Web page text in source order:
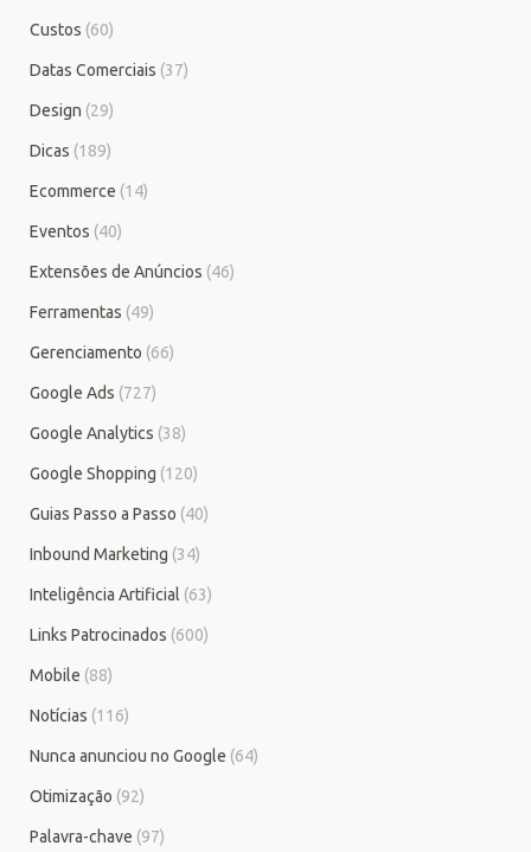
Custos (60)
Datas Comerciais (37)
Design (29)
Dicas (189)
Ecommerce (14)
Eventos (40)
Extensões de Anúncios (46)
Ferramentas (49)
Gerenciamento (66)
Google Ads (727)
Google Analytics (38)
Google Shopping (120)
Guias Passo a Passo (40)
Inbound Marketing (34)
Inteligência Artificial (63)
Links Patrocinados (600)
Mobile (88)
Notícias (116)
Nunca anunciou no Google (64)
Otimização (92)
Palavra-chave (97)